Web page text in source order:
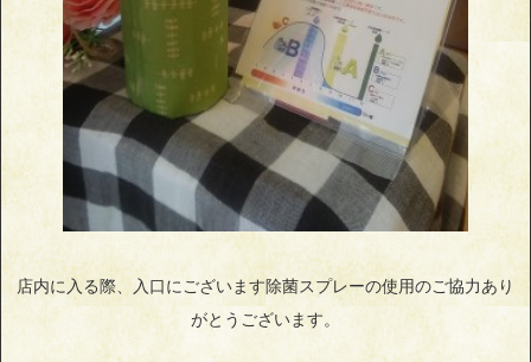
店内に入る際、入口にございます除菌スプレーの使用のご協力あり
がとうございます。